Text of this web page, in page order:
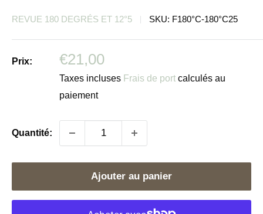
REVUE 180 DEGRÉS ET 12°5 SKU: F180°C-180°C25
Prix:
Prix
réduit
€21,00
Taxes incluses Frais de port calculés au
paiement
Quantité:
Ajouter au panier